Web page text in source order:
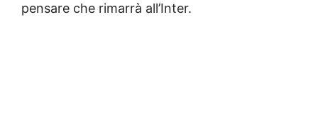
pensare che rimarrà all’Inter.